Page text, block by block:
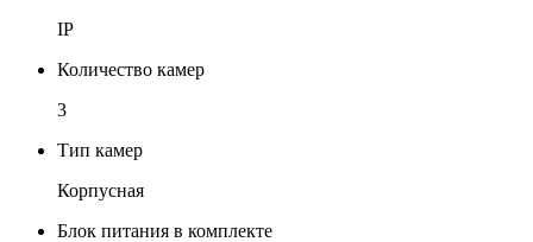
IP
Количество камер
3
Тип камер
Корпусная
Блок питания в комплекте